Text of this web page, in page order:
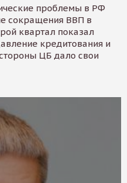
проблемы в РФ
сокращения ВВП в
квартал показал
кредитования и
ЦБ дало свои